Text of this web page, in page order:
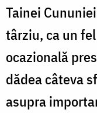
Tainei
târziu, ca un
ocazională
dădea câteva
asupra